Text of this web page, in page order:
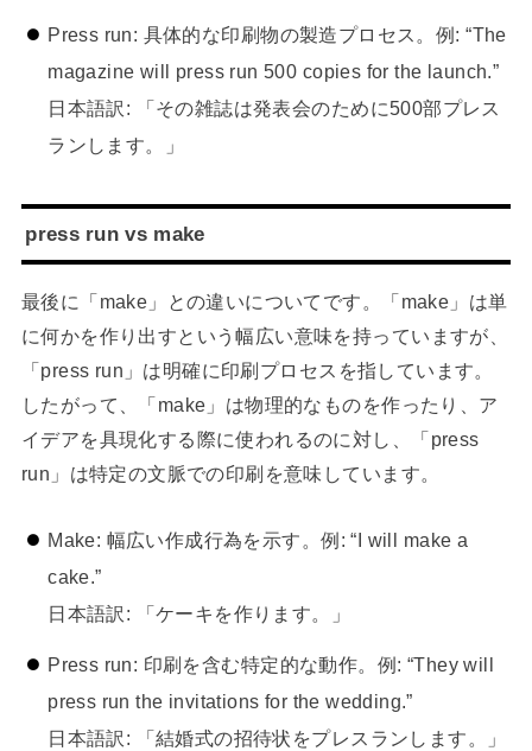
Press run: 具体的な印刷物の製造プロセス。例: “The
magazine will press run 500 copies for the launch.”
日本語訳: 「その雑誌は発表会のために500部プレス
ランします。」
press run vs make
最後に「make」との違いについてです。「make」は単
に何かを作り出すという幅広い意味を持っていますが、
「press run」は明確に印刷プロセスを指しています。
したがって、「make」は物理的なものを作ったり、ア
イデアを具現化する際に使われるのに対し、「press
run」は特定の文脈での印刷を意味しています。
Make: 幅広い作成行為を示す。例: “I will make a
cake.”
日本語訳: 「ケーキを作ります。」
Press run: 印刷を含む特定的な動作。例: “They will
press run the invitations for the wedding.”
日本語訳: 「結婚式の招待状をプレスランします。」